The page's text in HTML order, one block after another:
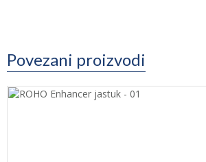
Povezani proizvodi